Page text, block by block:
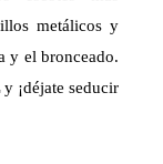
metálicos y
y el bronceado.
¡déjate seducir